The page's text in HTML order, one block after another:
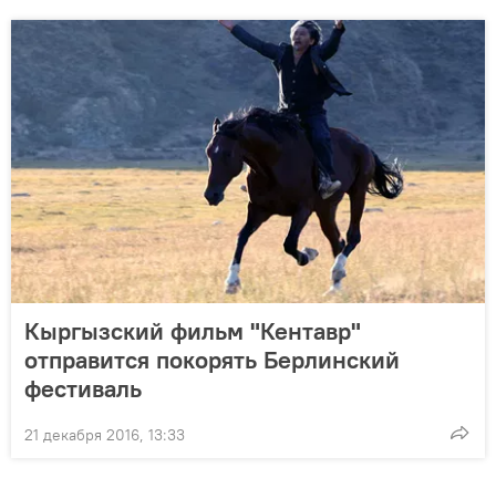
Кыргызский фильм "Кентавр"
отправится покорять Берлинский
фестиваль
21 декабря 2016, 13:33